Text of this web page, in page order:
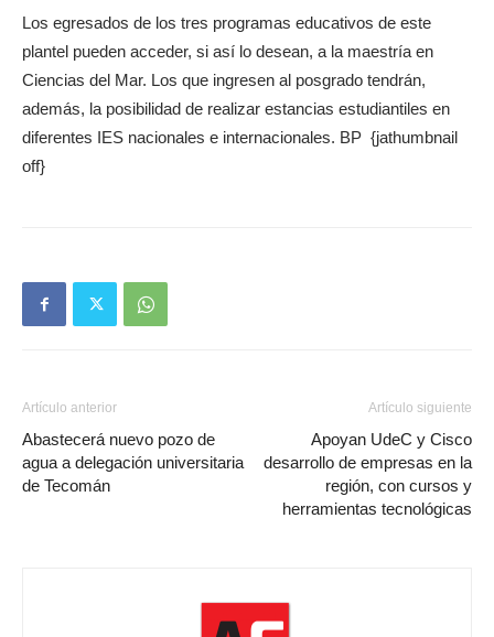
Los egresados de los tres programas educativos de este
plantel pueden acceder, si así lo desean, a la maestría en
Ciencias del Mar. Los que ingresen al posgrado tendrán,
además, la posibilidad de realizar estancias estudiantiles en
diferentes IES nacionales e internacionales. BP {jathumbnail
off}
Artículo anterior
Abastecerá nuevo pozo de
agua a delegación universitaria
de Tecomán
Artículo siguiente
Apoyan UdeC y Cisco
desarrollo de empresas en la
región, con cursos y
herramientas tecnológicas